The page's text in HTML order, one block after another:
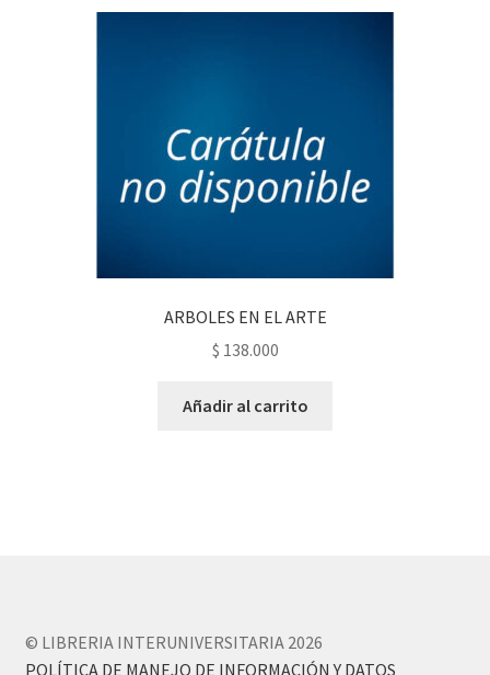
ARBOLES EN EL ARTE
$ 138.000
Añadir al carrito
© LIBRERIA INTERUNIVERSITARIA 2026
POLÍTICA DE MANEJO DE INFORMACIÓN Y DATOS